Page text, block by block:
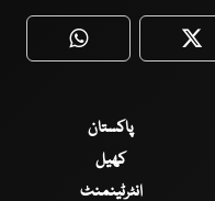
WhatsApp
پاکستان
کھیل
انٹرٹینمنٹ